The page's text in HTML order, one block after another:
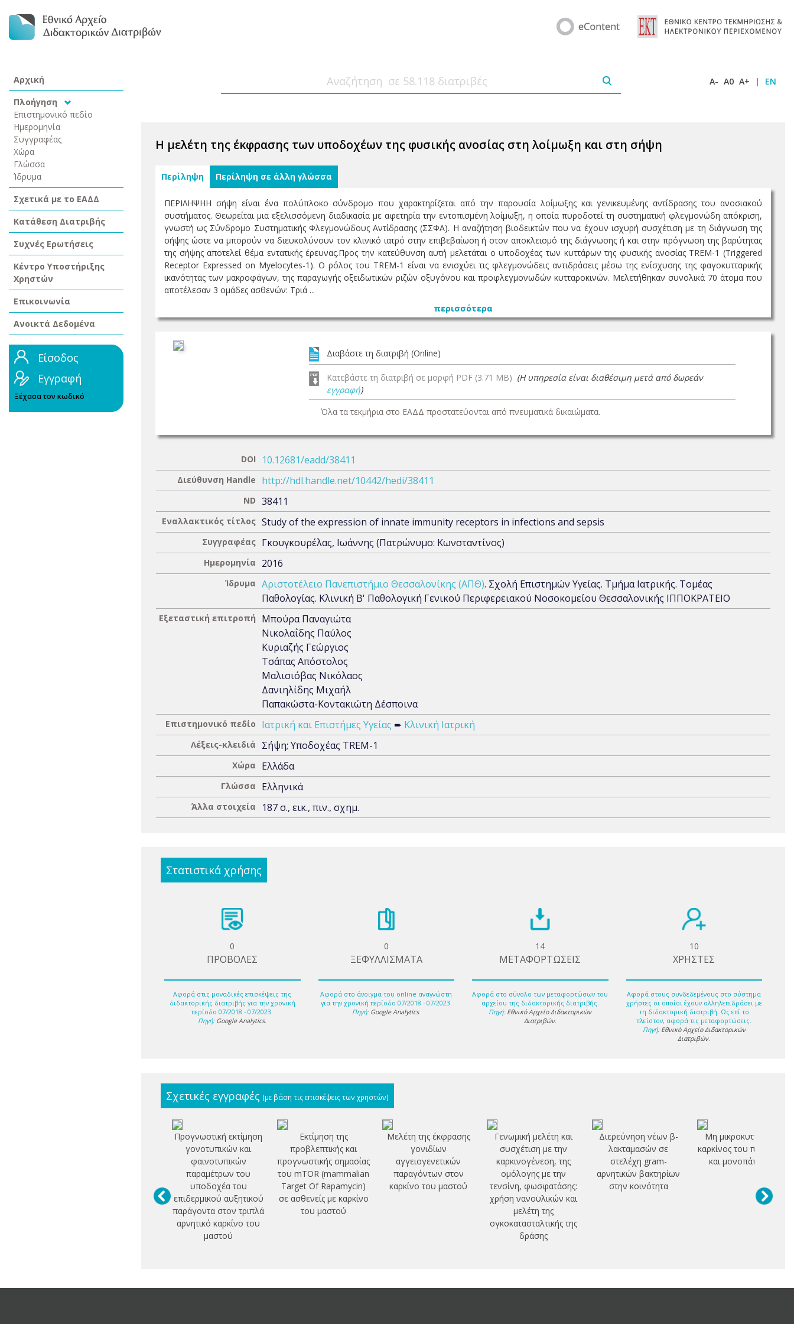
Αρχική
Πλοήγηση
Επιστημονικό πεδίο
Ημερομηνία
Συγγραφέας
Χώρα
Γλώσσα
Ίδρυμα
Σχετικά με το ΕΑΔΔ
Κατάθεση Διατριβής
Συχνές Ερωτήσεις
Κέντρο Υποστήριξης
Χρηστών
Επικοινωνία
Ανοικτά Δεδομένα
Είσοδος
Εγγραφή
Ξέχασα τον κωδικό
A- A0 A+ | EN
Η μελέτη της έκφρασης των υποδοχέων της φυσικής ανοσίας στη λοίμωξη και στη σήψη
Περίληψη Περίληψη σε άλλη γλώσσα
ΠΕΡΙΛΗΨΗΗ σήψη είναι ένα πολύπλοκο σύνδρομο που χαρακτηρίζεται από την παρουσία λοίμωξης και γενικευμένης αντίδρασης του ανοσιακού
συστήματος. Θεωρείται μια εξελισσόμενη διαδικασία με αφετηρία την εντοπισμένη λοίμωξη, η οποία πυροδοτεί τη συστηματική φλεγμονώδη απόκριση,
γνωστή ως Σύνδρομο Συστηματικής Φλεγμονώδους Αντίδρασης (ΣΣΦΑ). H αναζήτηση βιοδεικτών που να έχουν ισχυρή συσχέτιση με τη διάγνωση της
σήψης ώστε να μπορούν να διευκολύνουν τον κλινικό ιατρό στην επιβεβαίωση ή στον αποκλεισμό της διάγνωσης ή και στην πρόγνωση της βαρύτητας
της σήψης αποτελεί θέμα εντατικής έρευνας.Προς την κατεύθυνση αυτή μελετάται ο υποδοχέας των κυττάρων της φυσικής ανοσίας TREM-1 (Triggered
Receptor Expressed on Myelocytes-1). Ο ρόλος του TREM-1 είναι να ενισχύει τις φλεγμονώδεις αντιδράσεις μέσω της ενίσχυσης της φαγοκυτταρικής
ικανότητας των μακροφάγων, της παραγωγής οξειδωτικών ριζών οξυγόνου και προφλεγμονωδών κυτταροκινών. Mελετήθηκαν συνολικά 70 άτομα που
αποτέλεσαν 3 ομάδες ασθενών: Τριά ...
περισσότερα
Διαβάστε τη διατριβή (Online)
Κατεβάστε τη διατριβή σε μορφή PDF (3.71 MB) (Η υπηρεσία είναι διαθέσιμη μετά από δωρεάν
εγγραφή)
Όλα τα τεκμήρια στο ΕΑΔΔ προστατεύονται από πνευματικά δικαιώματα.
DOI 10.12681/eadd/38411
Διεύθυνση Handle http://hdl.handle.net/10442/hedi/38411
ND 38411
Εναλλακτικός τίτλος Study of the expression of innate immunity receptors in infections and sepsis
Συγγραφέας Γκουγκουρέλας, Ιωάννης (Πατρώνυμο: Κωνσταντίνος)
Ημερομηνία 2016
Ίδρυμα Αριστοτέλειο Πανεπιστήμιο Θεσσαλονίκης (ΑΠΘ). Σχολή Επιστημών Υγείας. Τμήμα Ιατρικής. Τομέας
Παθολογίας. Κλινική Β' Παθολογική Γενικού Περιφερειακού Νοσοκομείου Θεσσαλονικής ΙΠΠΟΚΡΑΤΕΙΟ
Εξεταστική επιτροπή
Μπούρα Παναγιώτα
Νικολαΐδης Παύλος
Κυριαζής Γεώργιος
Τσάπας Απόστολος
Μαλισιόβας Νικόλαος
Δανιηλίδης Μιχαήλ
Παπακώστα-Κοντακιώτη Δέσποινα
Επιστημονικό πεδίο Ιατρική και Επιστήμες Υγείας ➨ Κλινική Ιατρική
Λέξεις-κλειδιά Σήψη; Υποδοχέας TREM-1
Χώρα Ελλάδα
Γλώσσα Ελληνικά
Άλλα στοιχεία 187 σ., εικ., πιν., σχημ.
Στατιστικά χρήσης
0
ΠΡΟΒΟΛΕΣ
Αφορά στις μοναδικές επισκέψεις της
διδακτορικής διατριβής για την χρονική
περίοδο 07/2018 - 07/2023.
Πηγή: Google Analytics.
0
ΞΕΦΥΛΛΙΣΜΑΤΑ
Αφορά στο άνοιγμα του online αναγνώστη
για την χρονική περίοδο 07/2018 - 07/2023.
Πηγή: Google Analytics.
14
ΜΕΤΑΦΟΡΤΩΣΕΙΣ
Αφορά στο σύνολο των μεταφορτώσων του
αρχείου της διδακτορικής διατριβής.
Πηγή: Εθνικό Αρχείο Διδακτορικών
Διατριβών.
10
ΧΡΗΣΤΕΣ
Αφορά στους συνδεδεμένους στο σύστημα
χρήστες οι οποίοι έχουν αλληλεπιδράσει με
τη διδακτορική διατριβή. Ως επί το
πλείστον, αφορά τις μεταφορτώσεις.
Πηγή: Εθνικό Αρχείο Διδακτορικών
Διατριβών.
Σχετικές εγγραφές (με βάση τις επισκέψεις των χρηστών)
Προγνωστική εκτίμηση
γονοτυπικών και
φαινοτυπικών
παραμέτρων του
υποδοχέα του
επιδερμικού αυξητικού
παράγοντα στον τριπλά
αρνητικό καρκίνο του
μαστού
Εκτίμηση της
προβλεπτικής και
προγνωστικής σημασίας
του mTOR (mammalian
Target Of Rapamycin)
σε ασθενείς με καρκίνο
του μαστού
Μελέτη της έκφρασης
γονιδίων
αγγειογενετικών
παραγόντων στον
καρκίνο του μαστού
Γενωμική μελέτη και
συσχέτιση με την
καρκινογένεση, της
ομόλογης με την
τενσίνη, φωσφατάσης:
χρήση νανοϋλικών και
μελέτη της
ογκοκατασταλτικής της
δράσης
Διερεύνηση νέων β-
λακταμασών σε
στελέχη gram-
αρνητικών βακτηρίων
στην κοινότητα
Μη μικροκυτταρικός
καρκίνος του πνεύμονα
και μονοπάτι PI3K